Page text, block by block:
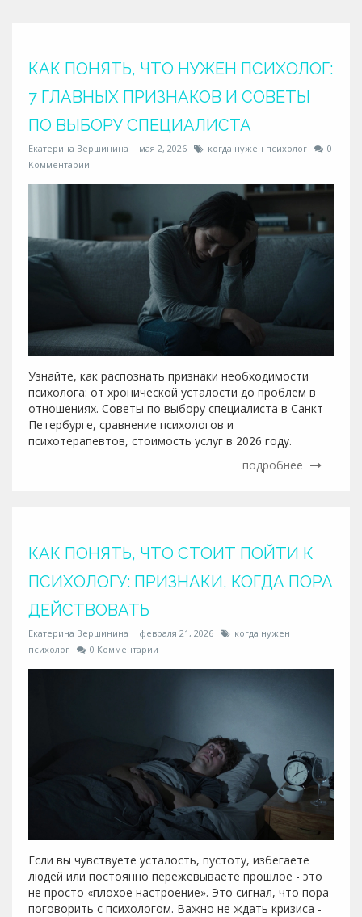
КАК ПОНЯТЬ, ЧТО НУЖЕН ПСИХОЛОГ:
7 ГЛАВНЫХ ПРИЗНАКОВ И СОВЕТЫ
ПО ВЫБОРУ СПЕЦИАЛИСТА
Екатерина Вершинина мая 2, 2026 когда нужен психолог
0
Комментарии
Узнайте, как распознать признаки необходимости
психолога: от хронической усталости до проблем в
отношениях. Советы по выбору специалиста в Санкт-
Петербурге, сравнение психологов и
психотерапевтов, стоимость услуг в 2026 году.
подробнее
КАК ПОНЯТЬ, ЧТО СТОИТ ПОЙТИ К
ПСИХОЛОГУ: ПРИЗНАКИ, КОГДА ПОРА
ДЕЙСТВОВАТЬ
Екатерина Вершинина февраля 21, 2026
когда нужен
психолог
0 Комментарии
Если вы чувствуете усталость, пустоту, избегаете
людей или постоянно пережёвываете прошлое - это
не просто «плохое настроение». Это сигнал, что пора
поговорить с психологом. Важно не ждать кризиса -